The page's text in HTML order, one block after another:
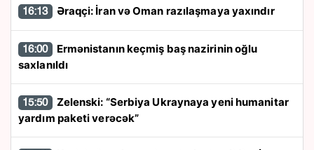
16:13 Əraqçi: İran və Oman razılaşmaya yaxındır
16:00
saxlanıldı
15:50
yardım paketi verəcək”